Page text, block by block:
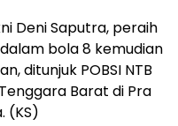
Deni Saputra, peraih
bola 8 kemudian
ditunjuk POBSI NTB
Barat di Pra
(KS)